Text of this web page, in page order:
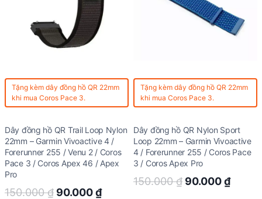
Tặng kèm dây đồng hồ QR 22mm
khi mua Coros Pace 3.
Dây đồng hồ QR Trail Loop Nylon
22mm – Garmin Vivoactive 4 /
Forerunner 255 / Venu 2 / Coros
Pace 3 / Coros Apex 46 / Apex
Pro
150.000₫ Original
90.000₫Current
Tặng kèm dây đồng hồ QR 22mm
khi mua Coros Pace 3.
Dây đồng hồ QR Nylon Sport
Loop 22mm – Garmin Vivoactive
4 / Forerunner 255 / Coros Pace
3 / Coros Apex Pro
150.000₫ Original
90.000₫